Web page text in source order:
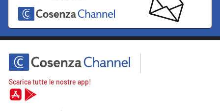
Scarica tutte le nostre app!